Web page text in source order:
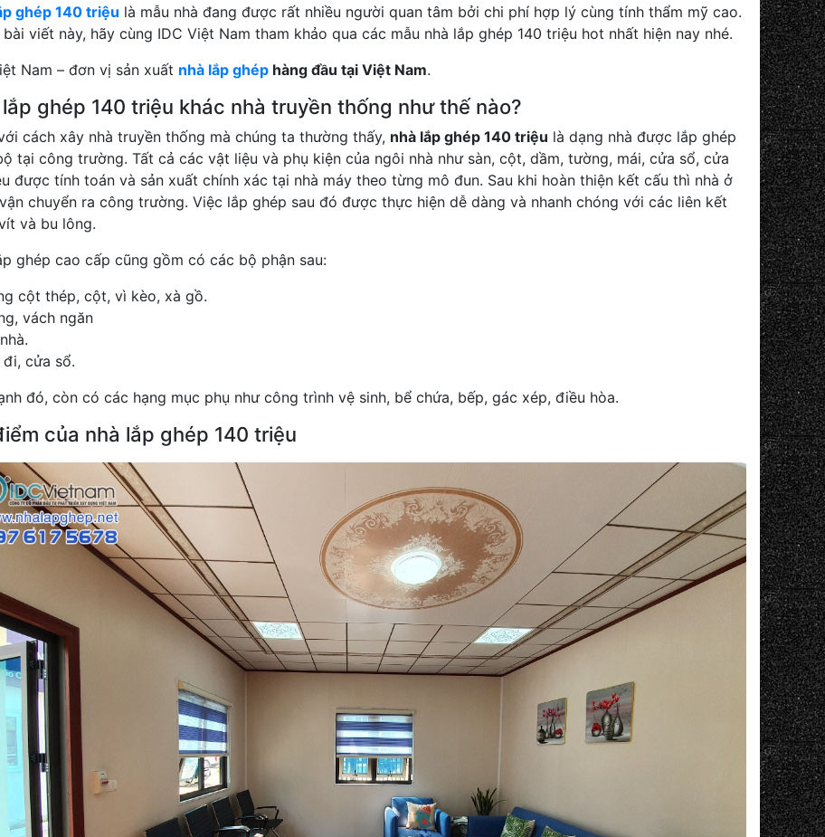
ghép 140 triệu là mẫu nhà đang được rất nhiều người quan tâm bởi chi phí hợp lý cùng tính thẩm mỹ cao.
viết này, hãy cùng IDC Việt Nam tham khảo qua các mẫu nhà lắp ghép 140 triệu hot nhất hiện nay nhé.
Nam – đơn vị sản xuất nhà lắp ghép hàng đầu tại Việt Nam.
lắp ghép 140 triệu khác nhà truyền thống như thế nào?
cách xây nhà truyền thống mà chúng ta thường thấy, nhà lắp ghép 140 triệu là dạng nhà được lắp ghép
tại công trường. Tất cả các vật liệu và phụ kiện của ngôi nhà như sàn, cột, dầm, tường, mái, cửa sổ, cửa
được tính toán và sản xuất chính xác tại nhà máy theo từng mô đun. Sau khi hoàn thiện kết cấu thì nhà ở
chuyển ra công trường. Việc lắp ghép sau đó được thực hiện dễ dàng và nhanh chóng với các liên kết
và bu lông.
ghép cao cấp cũng gồm có các bộ phận sau:
cột thép, cột, vì kèo, xà gồ.
vách ngăn
đi, cửa sổ.
đó, còn có các hạng mục phụ như công trình vệ sinh, bể chứa, bếp, gác xép, điều hòa.
của nhà lắp ghép 140 triệu